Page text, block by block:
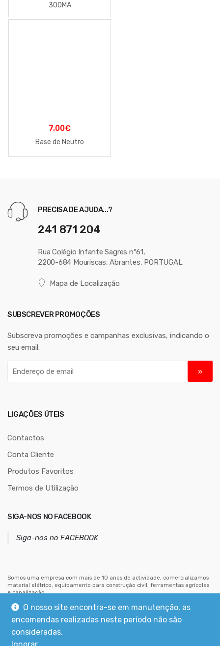
300MA
7,00€
Base de Neutro
PRECISA DE AJUDA...?
241 871 204
Rua Colégio Infante Sagres nº61,
2200-684 Mouriscas, Abrantes, PORTUGAL
Mapa de Localização
SUBSCREVER PROMOÇÕES
Subscreva promoções e campanhas exclusivas, indicando o
seu email.
r
ç
e
e
i
LIGAÇÕES ÚTEIS
Contactos
Conta Cliente
Produtos Favoritos
Termos de Utilização
SIGA-NOS NO FACEBOOK
Siga-nos no FACEBOOK
Somos uma empresa com mais de 10 anos de actividade, comercializamos
material elétrico, equipamento para construção civil, ferramentas agrícolas
e canalização.
O nosso site encontra-se em manutenção, as
encomendas realizadas neste período não são
consideradas.